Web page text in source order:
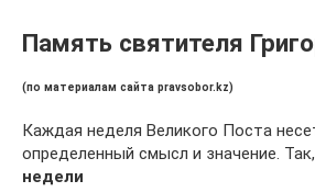
Память святителя
(по материалам сайта pravsobor.kz)
Каждая неделя Великого Поста
определенный смысл и значение.
недели